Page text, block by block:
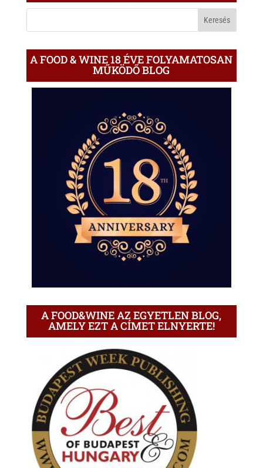
A FOOD & WINE 18 ÉVE FOLYAMATOSAN
MŰKÖDŐ BLOG
A FOOD&WINE AZ EGYETLEN BLOG,
AMELY EZT A CÍMET ELNYERTE!